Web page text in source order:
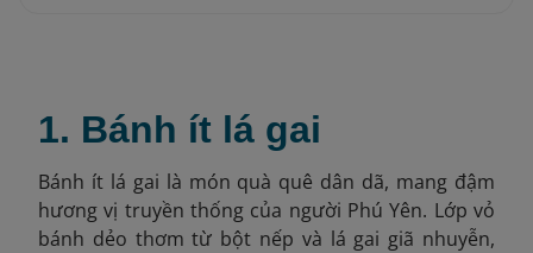
1. Bánh ít lá gai
Bánh ít lá gai là món quà quê dân dã, mang đậm
hương vị truyền thống của người Phú Yên. Lớp vỏ
bánh dẻo thơm từ bột nếp và lá gai giã nhuyễn,